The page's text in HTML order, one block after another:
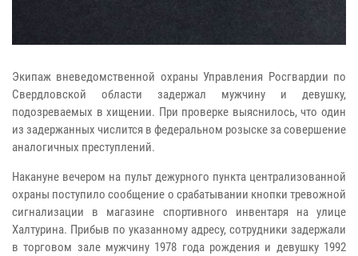
Экипаж вневедомственной охраны Управления Росгвардии по
Свердловской области задержал мужчину и девушку,
подозреваемых в хищении. При проверке выяснилось, что один
из задержанных числится в федеральном розыске за совершение
аналогичных преступлений.
Накануне вечером на пульт дежурного пункта централизованной
охраны поступило сообщение о срабатывании кнопки тревожной
сигнализации в магазине спортивного инвентаря на улице
Халтурина. Прибыв по указанному адресу, сотрудники задержали
в торговом зале мужчину 1978 года рождения и девушку 1992